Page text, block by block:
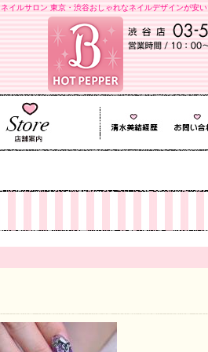
ネイルサロン 東京・渋谷おしゃれなネイルデザインが安